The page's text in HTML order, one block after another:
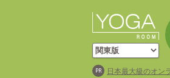
日本最大級のオン